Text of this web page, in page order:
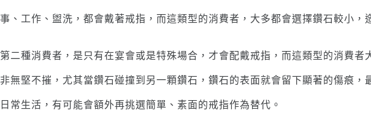
事、工作、盥洗，都會戴著戒指，而這類型的消費者，大多都會選擇鑽石較小，
第二種消費者，是只有在宴會或是特殊場合，才會配戴戒指，而這類型的消費
非無堅不摧，尤其當鑽石碰撞到另一顆鑽石，鑽石的表面就會留下顯著的傷痕
日常生活，有可能會額外再挑選簡單、素面的戒指作為替代。